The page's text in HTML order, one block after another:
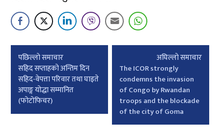
Post
navigation
पछिल्लाे समाचार
सहिद सप्ताहको अन्तिम दिन
सहिद-वेपत्ता परिवार तथा घाइते
अपाङ्ग योद्धा सम्मानित
(फोटोफिचर)
अघिल्लाे समाचार
The ICOR strongly
condemns the invasion
of Congo by Rwandan
troops and the blockade
of the city of Goma